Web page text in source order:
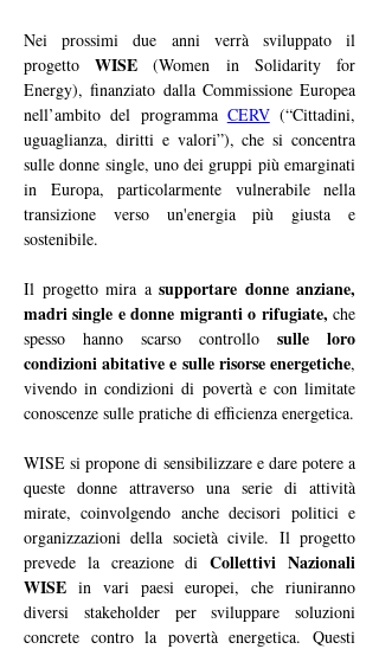
Nei prossimi due anni verrà sviluppato il
progetto WISE (Women in Solidarity for
Energy), finanziato dalla Commissione Europea
nell’ambito del programma CERV (“Cittadini,
uguaglianza, diritti e valori”), che si concentra
sulle donne single, uno dei gruppi più emarginati
in Europa, particolarmente vulnerabile nella
transizione verso un'energia più giusta e
sostenibile.
Il progetto mira a supportare donne anziane,
madri single e donne migranti o rifugiate, che
spesso hanno scarso controllo sulle loro
condizioni abitative e sulle risorse energetiche,
vivendo in condizioni di povertà e con limitate
conoscenze sulle pratiche di efficienza energetica.
WISE si propone di sensibilizzare e dare potere a
queste donne attraverso una serie di attività
mirate, coinvolgendo anche decisori politici e
organizzazioni della società civile. Il progetto
prevede la creazione di Collettivi Nazionali
WISE in vari paesi europei, che riuniranno
diversi stakeholder per sviluppare soluzioni
concrete contro la povertà energetica. Questi